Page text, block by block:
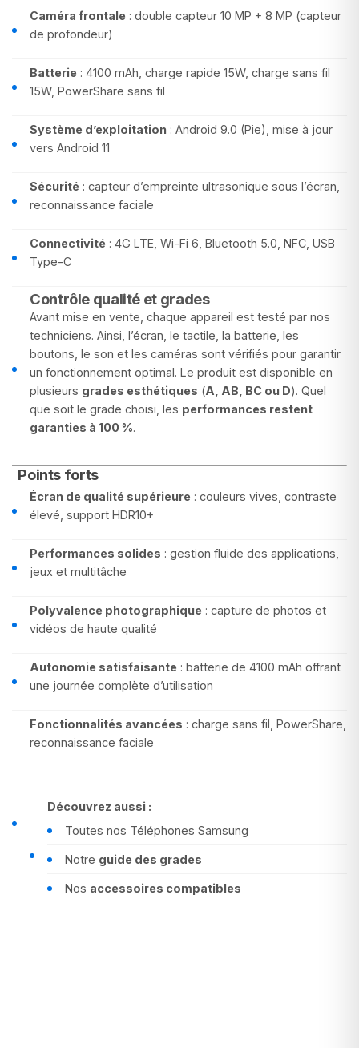
Caméra frontale : double capteur 10 MP + 8 MP (capteur
de profondeur)
Batterie : 4100 mAh, charge rapide 15W, charge sans fil
15W, PowerShare sans fil
Système d’exploitation : Android 9.0 (Pie), mise à jour
vers Android 11
Sécurité : capteur d’empreinte ultrasonique sous l’écran,
reconnaissance faciale
Connectivité : 4G LTE, Wi-Fi 6, Bluetooth 5.0, NFC, USB
Type-C
Contrôle qualité et grades
Avant mise en vente, chaque appareil est testé par nos
techniciens. Ainsi, l’écran, le tactile, la batterie, les
boutons, le son et les caméras sont vérifiés pour garantir
un fonctionnement optimal. Le produit est disponible en
plusieurs grades esthétiques (A, AB, BC ou D). Quel
que soit le grade choisi, les performances restent
garanties à 100 %.
Points forts
Écran de qualité supérieure : couleurs vives, contraste
élevé, support HDR10+
Performances solides : gestion fluide des applications,
jeux et multitâche
Polyvalence photographique : capture de photos et
vidéos de haute qualité
Autonomie satisfaisante : batterie de 4100 mAh offrant
une journée complète d’utilisation
Fonctionnalités avancées : charge sans fil, PowerShare,
reconnaissance faciale
Découvrez aussi :
Toutes nos Téléphones Samsung
Notre guide des grades
Nos accessoires compatibles